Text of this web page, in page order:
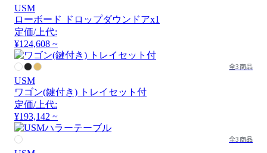
USM
ローボード ドロップダウンドアx1
定価/上代:
¥124,608 ~
全3商品
USM
ワゴン(鍵付き) トレイセット付
定価/上代:
¥193,142 ~
全3商品